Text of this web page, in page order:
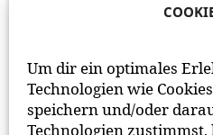
Um dir ein optimales
Technologien wie
speichern und/oder
Technologien
BEACHTE BITTE UNSERE